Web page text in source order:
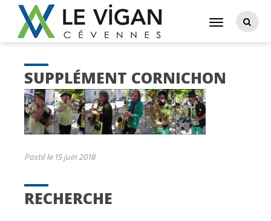
RECHERCHE
SUPPLÉMENT CORNICHON
Posté le 15 juin 2018